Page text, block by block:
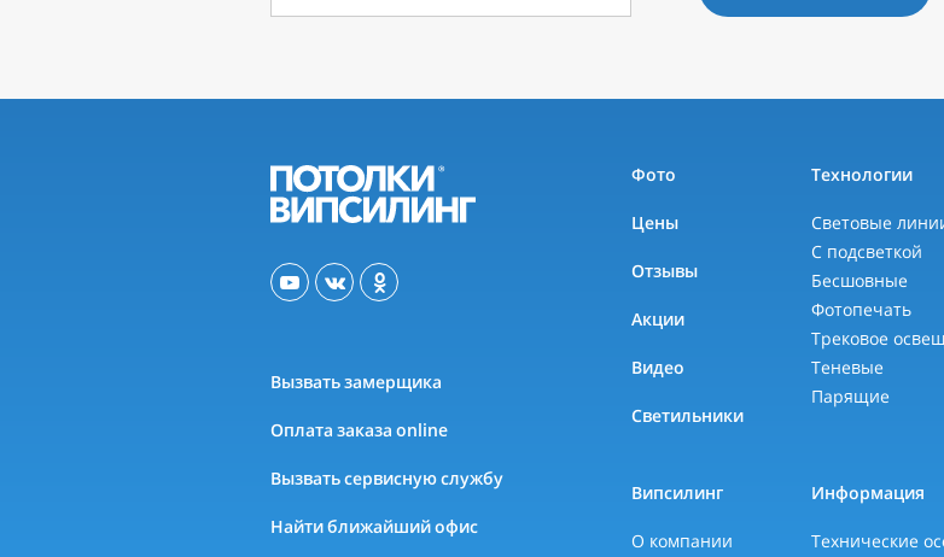
Вызвать замерщика
Оплата заказа online
Вызвать сервисную службу
Найти ближайший офис
Фото
Цены
Отзывы
Акции
Видео
Светильники
Технологии
Световые
С подсветкой
Бесшовные
Фотопечать
Трековое
Теневые
Парящие
Випсилинг
О компании
Информация
Технические